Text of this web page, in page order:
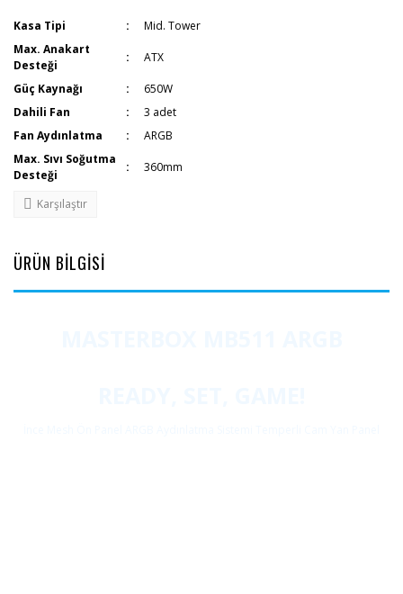
Kasa Tipi
Mid. Tower
Max. Anakart
Desteği
ATX
Güç Kaynağı
650W
Dahili Fan
3 adet
Fan Aydınlatma
ARGB
Max. Sıvı Soğutma
Desteği
360mm
Karşılaştır
ÜRÜN BİLGİSİ